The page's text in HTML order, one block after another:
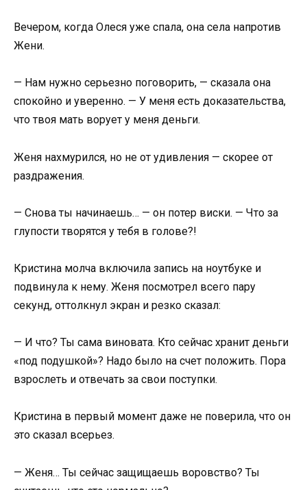
Вечером, когда Олеся уже спала, она села напротив
Жени.
— Нам нужно серьезно поговорить, — сказала она
спокойно и уверенно. — У меня есть доказательства,
что твоя мать ворует у меня деньги.
Женя нахмурился, но не от удивления — скорее от
раздражения.
— Снова ты начинаешь… — он потер виски. — Что за
глупости творятся у тебя в голове?!
Кристина молча включила запись на ноутбуке и
подвинула к нему. Женя посмотрел всего пару
секунд, оттолкнул экран и резко сказал:
— И что? Ты сама виновата. Кто сейчас хранит деньги
«под подушкой»? Надо было на счет положить. Пора
взрослеть и отвечать за свои поступки.
Кристина в первый момент даже не поверила, что он
это сказал всерьез.
— Женя… Ты сейчас защищаешь воровство? Ты